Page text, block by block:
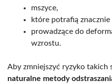
mszyce,
które potrafią znacznie
prowadzące do
wzrostu.
Aby zmniejszyć ryzyko takich
naturalne metody